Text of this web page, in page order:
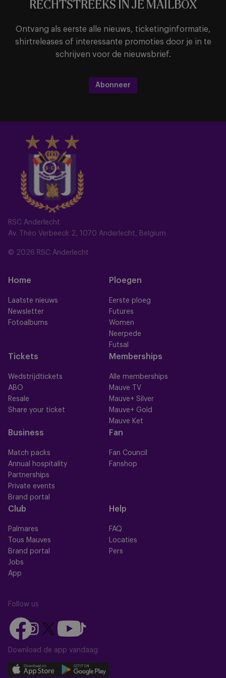
RSC Anderlecht
Av. Théo Verbeeck 2, 1070 Anderlecht, Belgium
© 2026 RSC Anderlecht
Home
Laatste nieuws
Newsletter
Fotoalbums
Ploegen
Eerste ploeg
Futures
Women
Neerpede
Futsal
Tickets
Wedstrijdtickets
ABO
Resale
Share your ticket
Memberships
Alle memberships
Mauve TV
Mauve+ Silver
Mauve+ Gold
Mauve Ket
Business
Match packs
Annual hospitality
Partnerships
Private events
Brand portal
Fan
Fan Council
Fanshop
Club
Palmares
Tous Mauves
Brand portal
Jobs
App
Help
FAQ
Locaties
Pers
Follow us
Follow
us
on
Follow
us
on
Instagram
Follow
on
X
Follow
us
on
Follow
us
on
TikTok
Download de app vandaag
Download
Download
RECHTSTREEKS IN JE MAILBOX
Ontvang als eerste alle nieuws, ticketinginformatie,
shirtreleases of interessante promoties door je in te
schrijven voor de nieuwsbrief.
Abonneer